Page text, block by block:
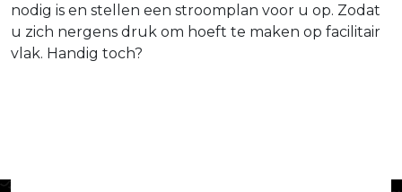
nodig is en stellen een stroomplan voor u op. Zodat
u zich nergens druk om hoeft te maken op facilitair
vlak. Handig toch?